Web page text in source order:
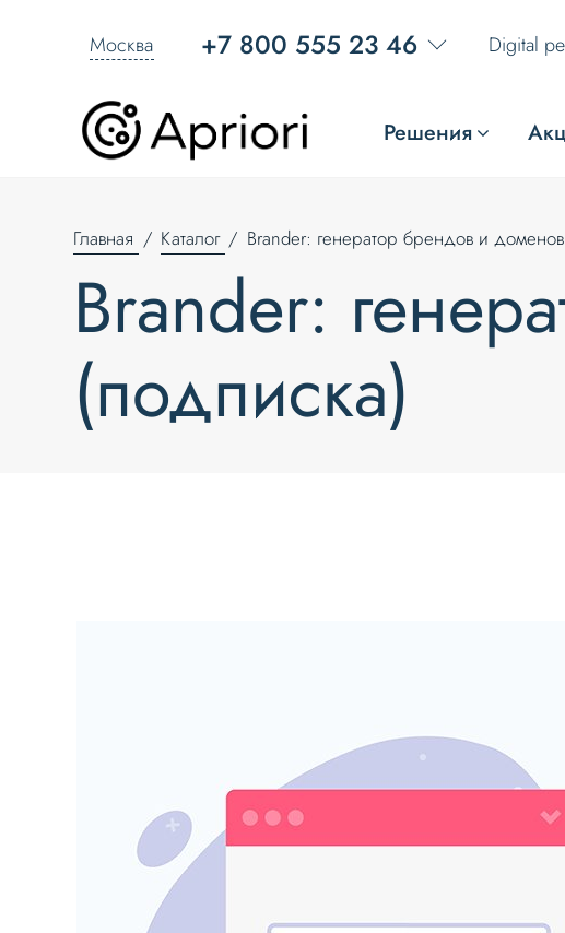
Москва +7 800 555 23 46 Digital
Решения
Главная Каталог Brander: генератор брендов и
Brander:
(подписка)